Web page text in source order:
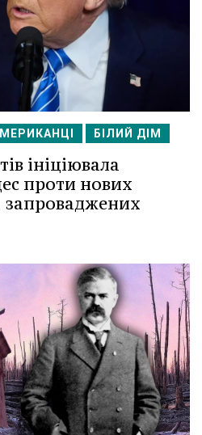
БІЛИЙ ДІМ
ініціювала
проти нових
запроваджених